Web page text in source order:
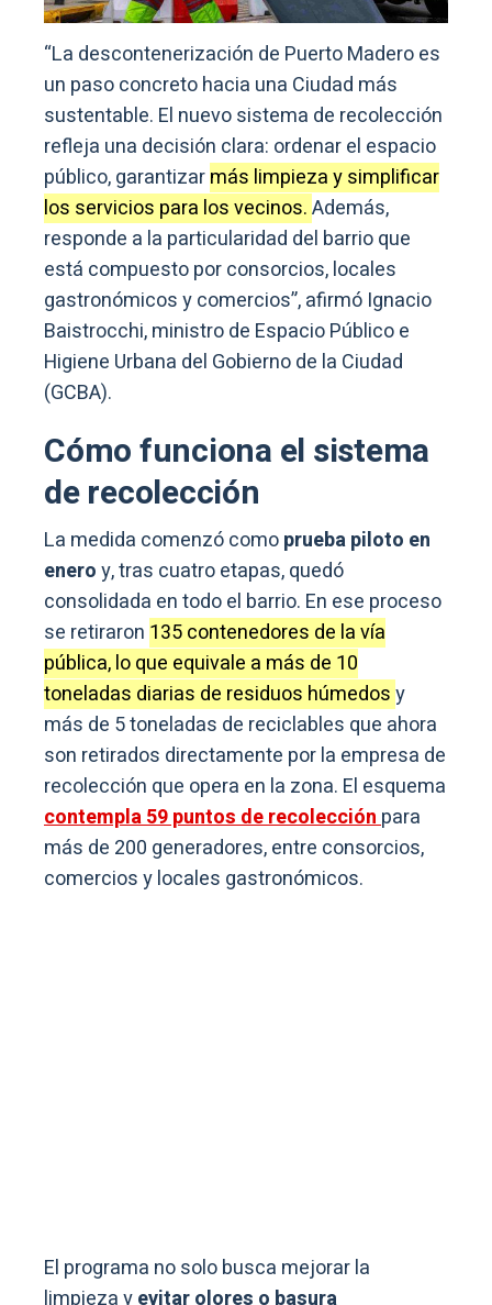
“La descontenerización de Puerto Madero es
un paso concreto hacia una Ciudad más
sustentable. El nuevo sistema de recolección
refleja una decisión clara: ordenar el espacio
público, garantizarmás limpieza y simplificar
los servicios para los vecinos.Además,
responde a la particularidad del barrio que
está compuesto por consorcios, locales
gastronómicos y comercios”, afirmó Ignacio
Baistrocchi, ministro de Espacio Público e
Higiene Urbana del Gobierno de la Ciudad
(GCBA).
Cómo funciona el sistema
de recolección
La medida comenzó comoprueba piloto en
eneroy, tras cuatro etapas, quedó
consolidada en todo el barrio. En ese proceso
se retiraron 135 contenedores de la vía
pública, lo que equivale a más de 10
toneladas diarias de residuos húmedosy
más de 5 toneladas de reciclables que ahora
son retirados directamente por la empresa de
recolección que opera en la zona. El esquema
contempla 59 puntos de recolecciónpara
más de 200 generadores, entre consorcios,
comercios y locales gastronómicos.
El programa no solo busca mejorar la